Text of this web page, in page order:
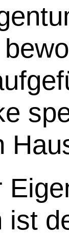
ist